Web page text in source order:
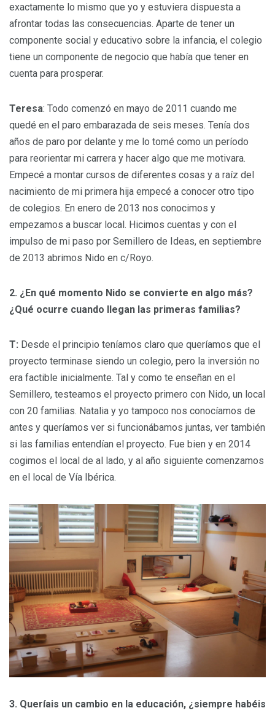
exactamente lo mismo que yo y estuviera dispuesta a
afrontar todas las consecuencias. Aparte de tener un
componente social y educativo sobre la infancia, el colegio
tiene un componente de negocio que había que tener en
cuenta para prosperar.
Teresa: Todo comenzó en mayo de 2011 cuando me
quedé en el paro embarazada de seis meses. Tenía dos
años de paro por delante y me lo tomé como un período
para reorientar mi carrera y hacer algo que me motivara.
Empecé a montar cursos de diferentes cosas y a raíz del
nacimiento de mi primera hija empecé a conocer otro tipo
de colegios. En enero de 2013 nos conocimos y
empezamos a buscar local. Hicimos cuentas y con el
impulso de mi paso por Semillero de Ideas, en septiembre
de 2013 abrimos Nido en c/Royo.
2. ¿En qué momento Nido se convierte en algo más?
¿Qué ocurre cuando llegan las primeras familias?
T: Desde el principio teníamos claro que queríamos que el
proyecto terminase siendo un colegio, pero la inversión no
era factible inicialmente. Tal y como te enseñan en el
Semillero, testeamos el proyecto primero con Nido, un local
con 20 familias. Natalia y yo tampoco nos conocíamos de
antes y queríamos ver si funcionábamos juntas, ver también
si las familias entendían el proyecto. Fue bien y en 2014
cogimos el local de al lado, y al año siguiente comenzamos
en el local de Vía Ibérica.
3. Queríais un cambio en la educación, ¿siempre habéis